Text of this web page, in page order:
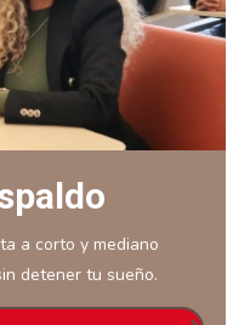
a corto y mediano
detener tu sueño.